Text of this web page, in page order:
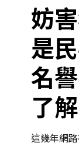
妨
是
名
了解
這幾年網